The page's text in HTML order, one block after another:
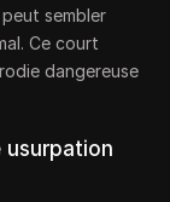
sembler
Ce court
dangereuse
usurpation